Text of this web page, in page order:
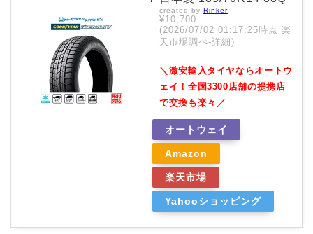
created by Rinker
¥10,700
(2026/07/02 01:17:25時点 楽
天市場調べ-詳細)
＼激安輸入タイヤならオートウ
ェイ！全国3300店舗の提携店
で交換も楽々／
オートウェイ
Amazon
楽天市場
Yahooショッピング